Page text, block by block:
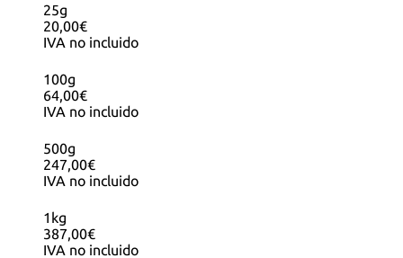
25g
20,00€
IVA no incluido
100g
64,00€
IVA no incluido
500g
247,00€
IVA no incluido
1kg
387,00€
IVA no incluido